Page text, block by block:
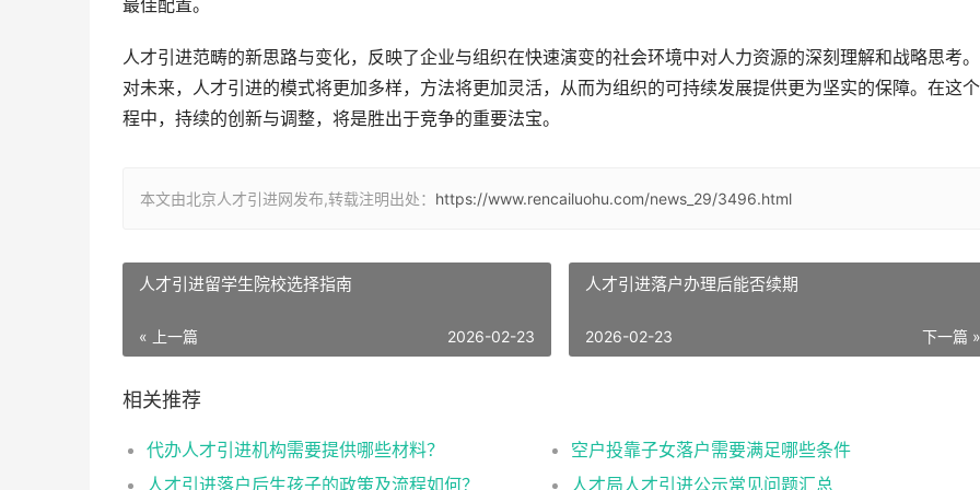
最佳配置。
人才引进范畴的新思路与变化，反映了企业与组织在快速演变的社会环境中对人力资源的深刻理解和战略思考
对未来，人才引进的模式将更加多样，方法将更加灵活，从而为组织的可持续发展提供更为坚实的保障。在这
程中，持续的创新与调整，将是胜出于竞争的重要法宝。
本文由北京人才引进网发布,转载注明出处： https://www.rencailuohu.com/news_29/3496.html
人才引进留学生院校选择指南
« 上一篇 2026-02-23
人才引进落户办理后能否续期
下一篇 »
2026-02-23
相关推荐
代办人才引进机构需要提供哪些材料？
空户投靠子女落户需要满足哪些条件
人才引进落户后生孩子的政策及流程如何？
人才局人才引进公示常见问题汇总